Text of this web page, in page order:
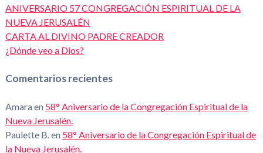
ANIVERSARIO 57 CONGREGACIÓN ESPIRITUAL DE LA
NUEVA JERUSALÉN
CARTA AL DIVINO PADRE CREADOR
¿Dónde veo a Dios?
Comentarios recientes
Amara en 58° Aniversario de la Congregación Espiritual de la
Nueva Jerusalén.
Paulette B.en 58° Aniversario de la Congregación Espiritual de
la Nueva Jerusalén.